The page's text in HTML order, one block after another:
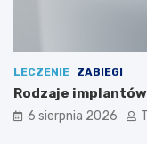
LECZENIE ZABIEGI
Rodzaje
6 sierpnia 2026